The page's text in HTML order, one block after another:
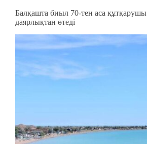
Балқашта биыл 70-тен аса құтқарушы
даярлықтан өтеді